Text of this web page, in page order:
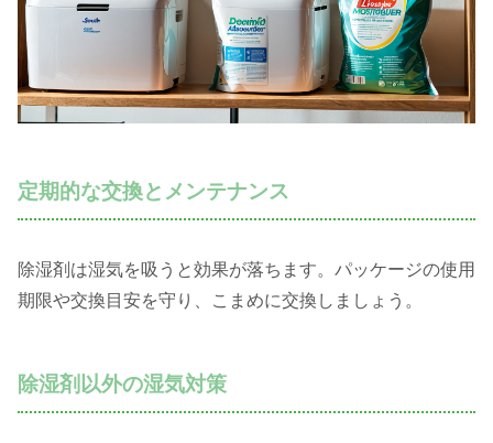
定期的な交換とメンテナンス
除湿剤は湿気を吸うと効果が落ちます。パッケージの使用
期限や交換目安を守り、こまめに交換しましょう。
除湿剤以外の湿気対策